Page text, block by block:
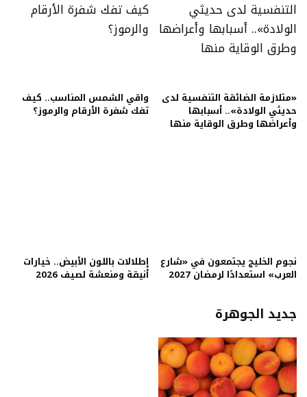
«متلازمة الضائقة التنفسية لدى
حديثي الولادة».. أسبابها
وأعراضها وطرق الوقاية منها
واقي الشمس المناسب.. كيف
تفك شفرة الأرقام والرموز؟
نجوم الخليج يجتمعون في «شارع
العرب» استعدادًا لرمضان 2027
إطلالات باللون الأبيض.. خيارات
أنيقة ومنعشة لصيف 2026
جديد الجوهرة